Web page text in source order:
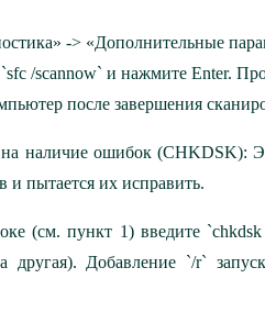
-> «Дополнительные
/scannow` и нажмите Enter.
после завершения
наличие ошибок (CHKDSK):
и пытается их исправить.
(см. пункт 1) введите
другая). Добавление `/r`